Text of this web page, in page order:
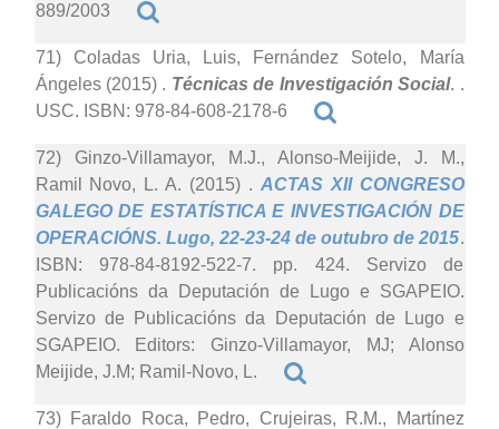
889/2003
71) Coladas Uria, Luis, Fernández Sotelo, María
Ángeles (2015) . Técnicas de Investigación Social. .
USC. ISBN: 978-84-608-2178-6
72) Ginzo-Villamayor, M.J., Alonso-Meijide, J. M.,
Ramil Novo, L. A. (2015) . ACTAS XII CONGRESO
GALEGO DE ESTATÍSTICA E INVESTIGACIÓN DE
OPERACIÓNS. Lugo, 22-23-24 de outubro de 2015.
ISBN: 978-84-8192-522-7. pp. 424. Servizo de
Publicacións da Deputación de Lugo e SGAPEIO.
Servizo de Publicacións da Deputación de Lugo e
SGAPEIO. Editors: Ginzo-Villamayor, MJ; Alonso
Meijide, J.M; Ramil-Novo, L.
73) Faraldo Roca, Pedro, Crujeiras, R.M., Martínez